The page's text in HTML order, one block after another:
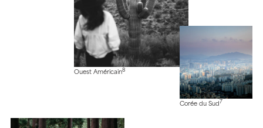
Ouest Américain8
Corée du Sud 7